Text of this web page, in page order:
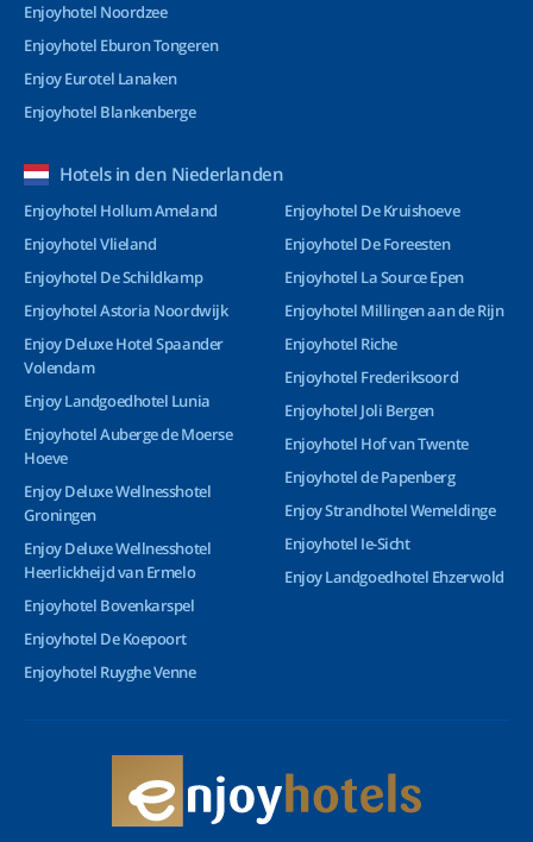
Enjoyhotel Noordzee
Enjoyhotel Eburon Tongeren
Enjoy Eurotel Lanaken
Enjoyhotel Blankenberge
Hotels in den Niederlanden
Enjoyhotel Hollum Ameland
Enjoyhotel Vlieland
Enjoyhotel De Schildkamp
Enjoyhotel Astoria Noordwijk
Enjoy Deluxe Hotel Spaander
Volendam
Enjoy Landgoedhotel Lunia
Enjoyhotel Auberge de Moerse
Hoeve
Enjoy Deluxe Wellnesshotel
Groningen
Enjoy Deluxe Wellnesshotel
Heerlickheijd van Ermelo
Enjoyhotel Bovenkarspel
Enjoyhotel De Koepoort
Enjoyhotel Ruyghe Venne
Enjoyhotel De Kruishoeve
Enjoyhotel De Foreesten
Enjoyhotel La Source Epen
Enjoyhotel Millingen aan de Rijn
Enjoyhotel Riche
Enjoyhotel Frederiksoord
Enjoyhotel Joli Bergen
Enjoyhotel Hof van Twente
Enjoyhotel de Papenberg
Enjoy Strandhotel Wemeldinge
Enjoyhotel Ie-Sicht
Enjoy Landgoedhotel Ehzerwold